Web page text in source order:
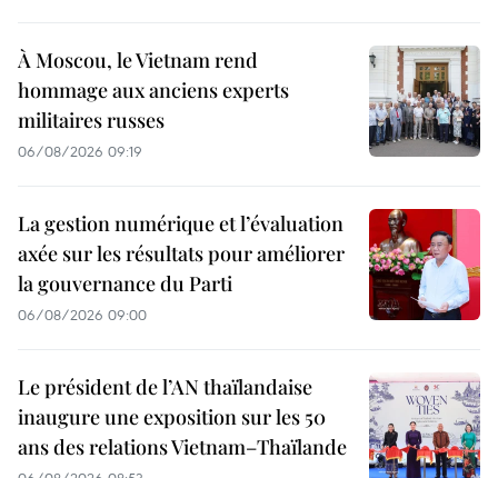
À Moscou, le Vietnam rend
hommage aux anciens experts
militaires russes
06/08/2026 09:19
La gestion numérique et l’évaluation
axée sur les résultats pour améliorer
la gouvernance du Parti
06/08/2026 09:00
Le président de l’AN thaïlandaise
inaugure une exposition sur les 50
ans des relations Vietnam–Thaïlande